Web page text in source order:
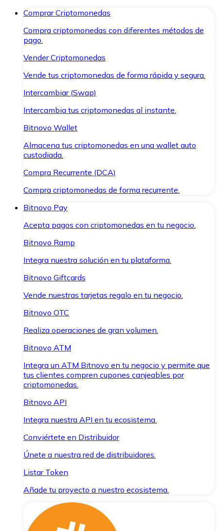
Comprar Criptomonedas
Compra criptomonedas con diferentes métodos de
pago.
Vender Criptomonedas
Vende tus criptomonedas de forma rápida y segura.
Intercambiar (Swap)
Intercambia tus criptomonedas al instante.
Bitnovo Wallet
Almacena tus criptomonedas en una wallet auto
custodiada.
Compra Recurrente (DCA)
Compra criptomonedas de forma recurrente.
Bitnovo Pay
Acepta pagos con criptomonedas en tu negocio.
Bitnovo Ramp
Integra nuestra solución en tu plataforma.
Bitnovo Giftcards
Vende nuestras tarjetas regalo en tu negocio.
Bitnovo OTC
Realiza operaciones de gran volumen.
Bitnovo ATM
Integra un ATM Bitnovo en tu negocio y permite que
tus clientes compren cupones canjeables por
criptomonedas.
Bitnovo API
Integra nuestra API en tu ecosistema.
Conviértete en Distribuidor
Únete a nuestra red de distribuidores.
Listar Token
Añade tu proyecto a nuestro ecosistema.